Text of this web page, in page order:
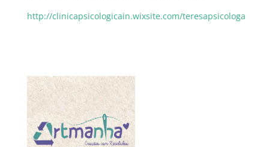
http://clinicapsicologicain.wixsite.com/teresapsicologa